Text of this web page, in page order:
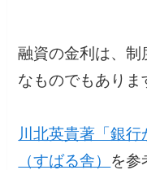
融資の金利は、
なものでもありま
川北英貴著「銀行
（すばる舎） を参